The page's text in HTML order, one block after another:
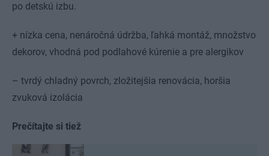
po detskú izbu.
+ nízka cena, nenáročná údržba, ľahká montáž, množstvo
dekorov, vhodná pod podlahové kúrenie a pre alergikov
– tvrdý chladný povrch, zložitejšia renovácia, horšia
zvuková izolácia
Prečítajte si tiež